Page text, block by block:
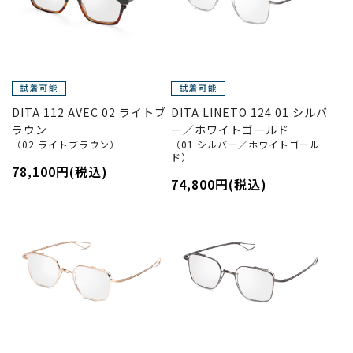
DITA 112 AVEC 02 ライトブ
ラウン
（02 ライトブラウン）
78,100円(税込)
DITA LINETO 124 01 シルバ
ー／ホワイトゴールド
（01 シルバー／ホワイトゴール
ド）
74,800円(税込)